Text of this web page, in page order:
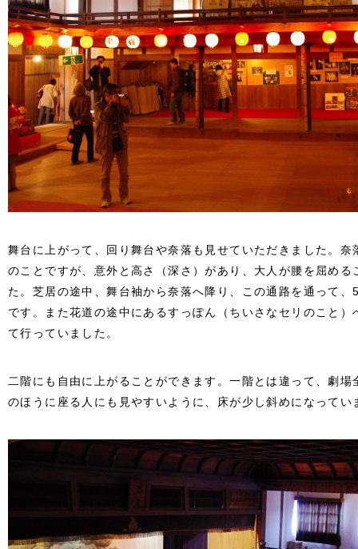
舞台に上がって、回り舞台や奈落も見せていただきました。
のことですが、意外と高さ（深さ）があり、大人が腰を屈め
た。芝居の途中、舞台袖から奈落へ降り、この通路を通って
です。また花道の途中にあるすっぽん（ちいさなセリのこと
て行っていました。
二階にも自由に上がることができます。一階とは違って、劇
のほうに座る人にも見やすいように、床が少し斜めになってい